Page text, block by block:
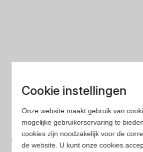
Gegarandeerd de laagste prijs.
van verschillende websites
Gemakkelijk zoeken
Op onze website vind je
Cookie instellingen
Onze website maakt gebruik van
mogelijke gebruikerservaring te
cookies zijn noodzakelijk voor de
de website. U kunt onze cookies